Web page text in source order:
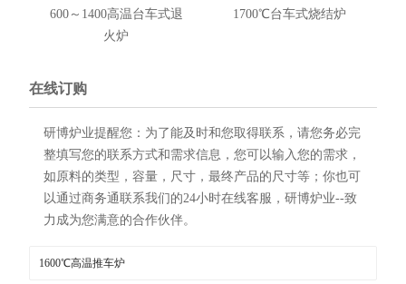
600～1400高温台车式退
火炉
1700℃台车式烧结炉
在线订购
研博炉业提醒您：为了能及时和您取得联系，请您务必完
整填写您的联系方式和需求信息，您可以输入您的需求，
如原料的类型，容量，尺寸，最终产品的尺寸等；你也可
以通过商务通联系我们的24小时在线客服，研博炉业--致
力成为您满意的合作伙伴。